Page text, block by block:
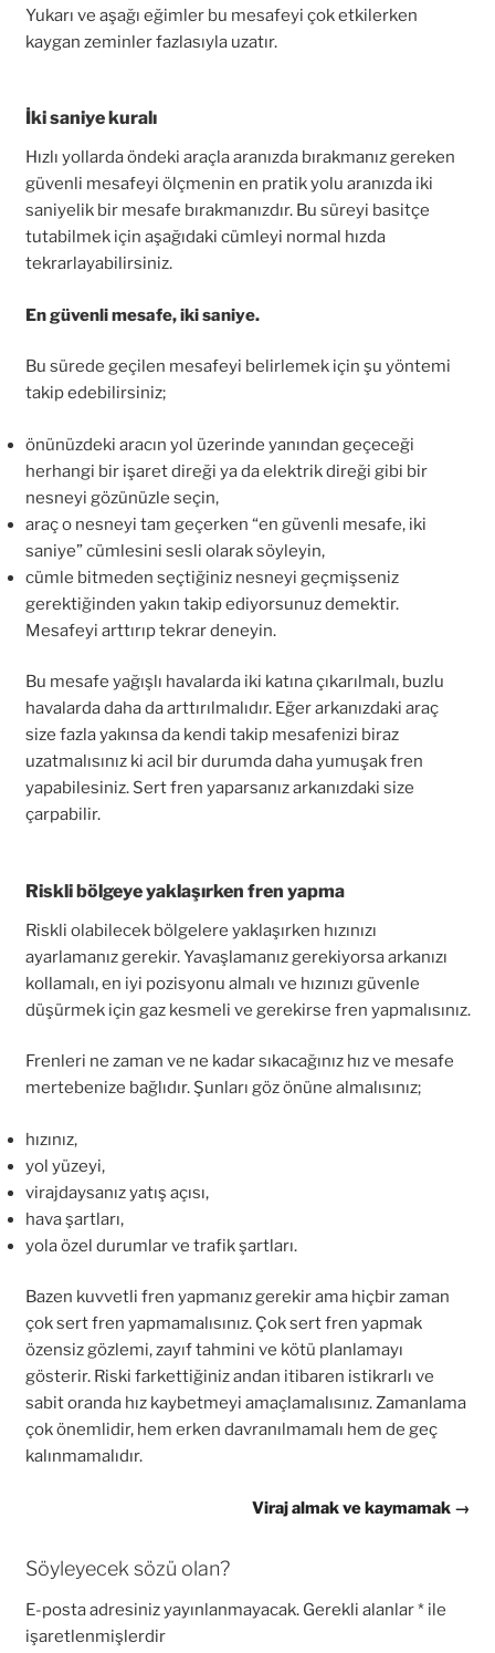
Yukarı ve aşağı eğimler bu mesafeyi çok etkilerken
kaygan zeminler fazlasıyla uzatır.
İki saniye kuralı
Hızlı yollarda öndeki araçla aranızda bırakmanız gereken
güvenli mesafeyi ölçmenin en pratik yolu aranızda iki
saniyelik bir mesafe bırakmanızdır. Bu süreyi basitçe
tutabilmek için aşağıdaki cümleyi normal hızda
tekrarlayabilirsiniz.
En güvenli mesafe, iki saniye.
Bu sürede geçilen mesafeyi belirlemek için şu yöntemi
takip edebilirsiniz;
önünüzdeki aracın yol üzerinde yanından geçeceği
herhangi bir işaret direği ya da elektrik direği gibi bir
nesneyi gözünüzle seçin,
araç o nesneyi tam geçerken “en güvenli mesafe, iki
saniye” cümlesini sesli olarak söyleyin,
cümle bitmeden seçtiğiniz nesneyi geçmişseniz
gerektiğinden yakın takip ediyorsunuz demektir.
Mesafeyi arttırıp tekrar deneyin.
Bu mesafe yağışlı havalarda iki katına çıkarılmalı, buzlu
havalarda daha da arttırılmalıdır. Eğer arkanızdaki araç
size fazla yakınsa da kendi takip mesafenizi biraz
uzatmalısınız ki acil bir durumda daha yumuşak fren
yapabilesiniz. Sert fren yaparsanız arkanızdaki size
çarpabilir.
Riskli bölgeye yaklaşırken fren yapma
Riskli olabilecek bölgelere yaklaşırken hızınızı
ayarlamanız gerekir. Yavaşlamanız gerekiyorsa arkanızı
kollamalı, en iyi pozisyonu almalı ve hızınızı güvenle
düşürmek için gaz kesmeli ve gerekirse fren yapmalısınız.
Frenleri ne zaman ve ne kadar sıkacağınız hız ve mesafe
mertebenize bağlıdır. Şunları göz önüne almalısınız;
hızınız,
yol yüzeyi,
virajdaysanız yatış açısı,
hava şartları,
yola özel durumlar ve trafik şartları.
Bazen kuvvetli fren yapmanız gerekir ama hiçbir zaman
çok sert fren yapmamalısınız. Çok sert fren yapmak
özensiz gözlemi, zayıf tahmini ve kötü planlamayı
gösterir. Riski farkettiğiniz andan itibaren istikrarlı ve
sabit oranda hız kaybetmeyi amaçlamalısınız. Zamanlama
çok önemlidir, hem erken davranılmamalı hem de geç
kalınmamalıdır.
Viraj almak ve kaymamak →
Söyleyecek sözü olan?
E-posta adresiniz yayınlanmayacak. Gerekli alanlar*ile
işaretlenmişlerdir